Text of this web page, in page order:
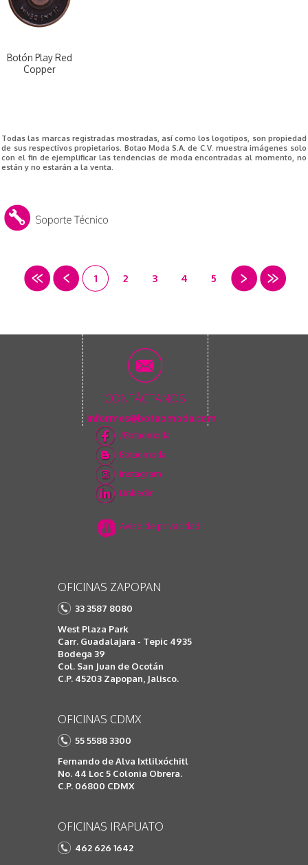
Botón Play Red
Copper
Todas las marcas registradas mostradas, así como los logotipos, son propiedad
de sus respectivos propietarios. Botao Moda S.A. de C.V. muestra imágenes solo
con el fin de ejemplificar las tendencias de moda encontradas al momento, no
están y no estarán a la venta.
1 2 3 4 5
CONTÁCTANOS
informes@botaomoda.com
/Botaomoda
Botaomoda
Instagram
Linkedin
Aviso de privacidad
OFICINAS ZAPOPAN
33 3587 8080
West Plaza Park
Carr. Guadalajara - Tepic 4935
Bodega 39
Col. San Juan de Ocotán
C.P. 45203 Zapopan, Jalisco.
OFICINAS CDMX
55 5588 3300
Fernando de Alva Ixtlilxóchitl
No. 44 Loc 5 Colonia Obrera.
C.P. 06800 CDMX
OFICINAS IRAPUATO
462 626 1642